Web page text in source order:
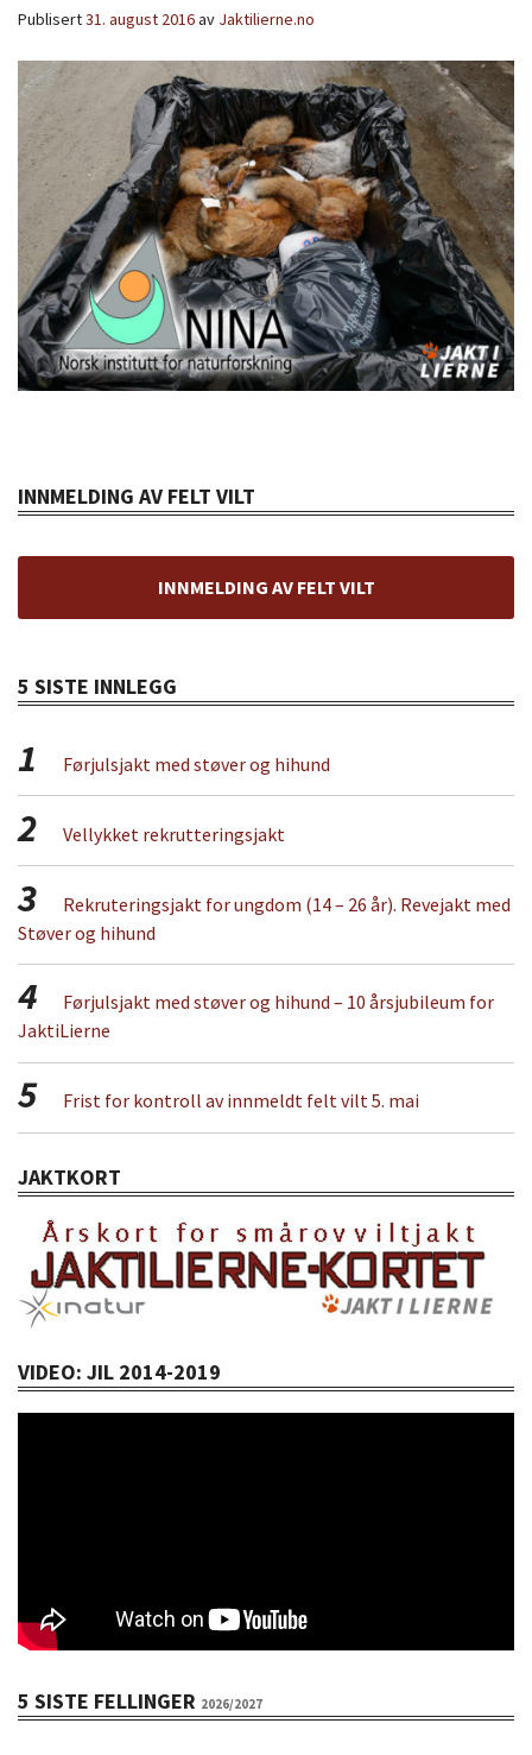
Publisert31. august 2016av Jaktilierne.no
INNMELDING AV FELT VILT
INNMELDING AV FELT VILT
5 SISTE INNLEGG
1 Førjulsjakt med støver og hihund
2 Vellykket rekrutteringsjakt
3
Rekruteringsjakt for ungdom (14 – 26 år). Revejakt med
Støver og hihund
4
Førjulsjakt med støver og hihund – 10 årsjubileum for
JaktiLierne
5 Frist for kontroll av innmeldt felt vilt 5. mai
JAKTKORT
VIDEO: JIL 2014-2019
5 SISTE FELLINGER 2026/2027